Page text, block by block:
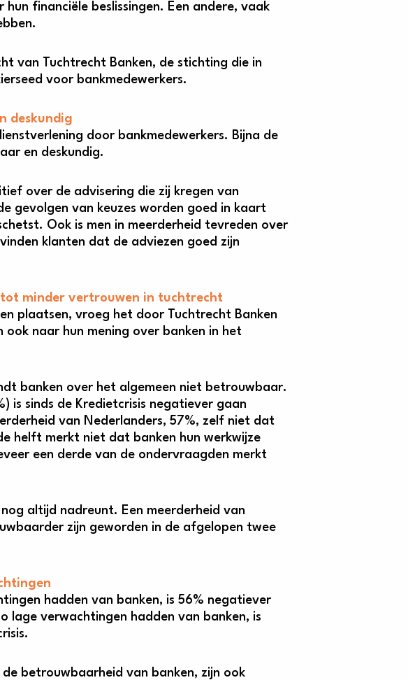
financiële beslissingen. Een andere, vaak
van Tuchtrecht Banken, de stichting die in
voor bankmedewerkers.
deskundig
door bankmedewerkers. Bijna de
en deskundig.
over de advisering die zij kregen van
gevolgen van keuzes worden goed in kaart
Ook is men in meerderheid tevreden over
klanten dat de adviezen goed zijn
minder vertrouwen in tuchtrecht
plaatsen, vroeg het door Tuchtrecht Banken
ook naar hun mening over banken in het
banken over het algemeen niet betrouwbaar.
is sinds de Kredietcrisis negatiever gaan
van Nederlanders, 57%, zelf niet dat
helft merkt niet dat banken hun werkwijze
een derde van de ondervraagden merkt
altijd nadreunt. Een meerderheid van
zijn geworden in de afgelopen twee
hadden van banken, is 56% negatiever
lage verwachtingen hadden van banken, is
betrouwbaarheid van banken, zijn ook